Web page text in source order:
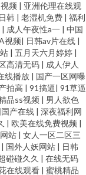
频 | 亚洲伦理在线观
韩 | 老湿机免费 | 福利
| 成人午夜性a一 | 中国
视频| 日韩av片在线 |
| 五月天六月婷婷 |
高清无码 | 成人伊人
线播放 | 国产一区网曝
拍高 | 91搞逼| 91草逼
品ss视频 | 男人欲色
产在线 | 深夜福利网
| 欧美在线免费视频 |
站 | 女人一区二区三
| 国外人妖网站 | 日韩
碰碰久久 | 在线无码
在线观看 | 蜜桃精品